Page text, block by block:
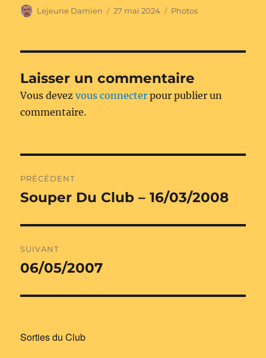
Auteur
Lejeune Damien
Publié
27 mai 2024 Catégories
Photos
Laisser un commentaire
Vous devezvous connecter pour publier un
commentaire.
de
PRÉCÉDENT
Publication
Souper Du Club – 16/03/2008
SUIVANT
Publication
06/05/2007
Sorties du Club